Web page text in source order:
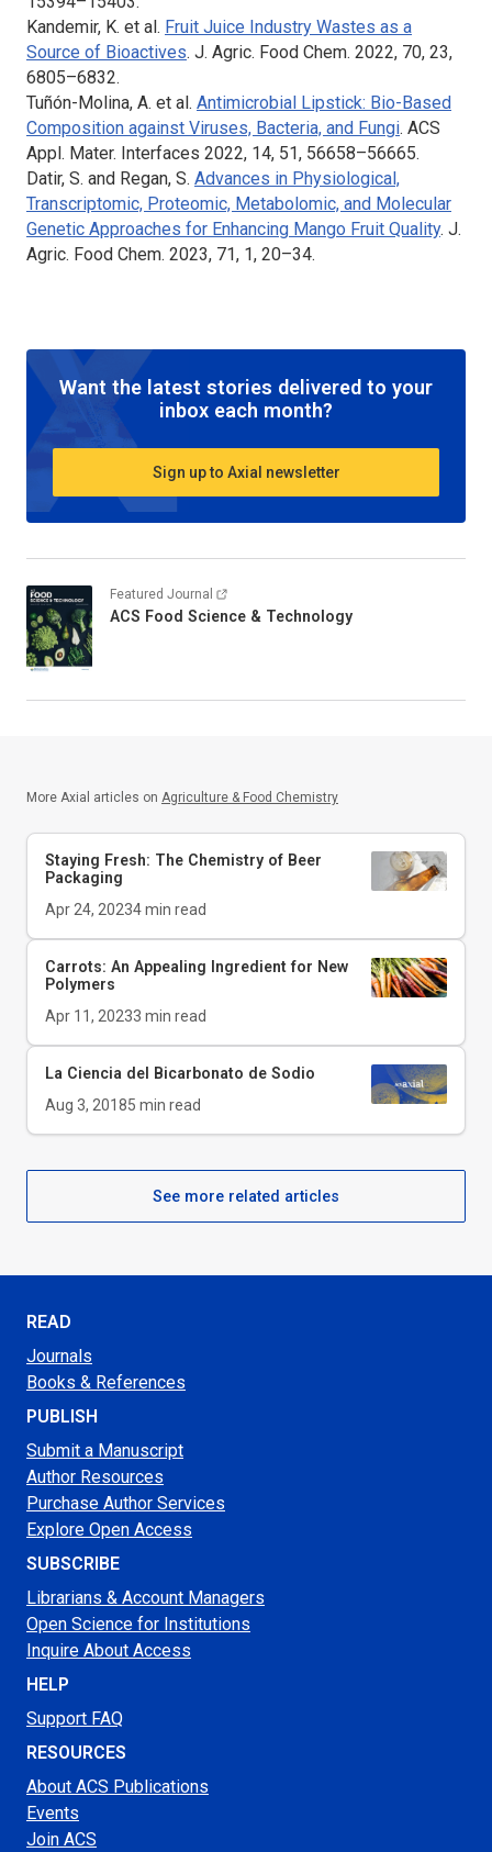
Kandemir, K. et al. Fruit Juice Industry Wastes as a
Source of Bioactives. J. Agric. Food Chem. 2022, 70, 23,
6805–6832.
Tuñón-Molina, A. et al. Antimicrobial Lipstick: Bio-Based
Composition against Viruses, Bacteria, and Fungi. ACS
Appl. Mater. Interfaces 2022, 14, 51, 56658–56665.
Datir, S. and Regan, S. Advances in Physiological,
Transcriptomic, Proteomic, Metabolomic, and Molecular
Genetic Approaches for Enhancing Mango Fruit Quality. J.
Agric. Food Chem. 2023, 71, 1, 20–34.
Want the latest stories delivered to your
inbox each month?
Sign up to Axial newsletter
Featured Journal
ACS Food Science & Technology
More Axial articles on Agriculture & Food Chemistry
Staying Fresh: The Chemistry of Beer
Packaging
Apr 24, 20234min read
Carrots: An Appealing Ingredient for New
Polymers
Apr 11, 20233 min read
La Ciencia del Bicarbonato de Sodio
Aug 3, 20185 min read
See more related articles
READ
Journals
Books & References
PUBLISH
Submit a Manuscript
Author Resources
Purchase Author Services
Explore Open Access
SUBSCRIBE
Librarians & Account Managers
Open Science for Institutions
Inquire About Access
HELP
Support FAQ
RESOURCES
About ACS Publications
Events
Join ACS